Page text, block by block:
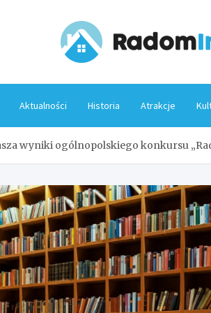
Aktualności Historia Atrakcje
wyniki ogólnopolskiego konkursu